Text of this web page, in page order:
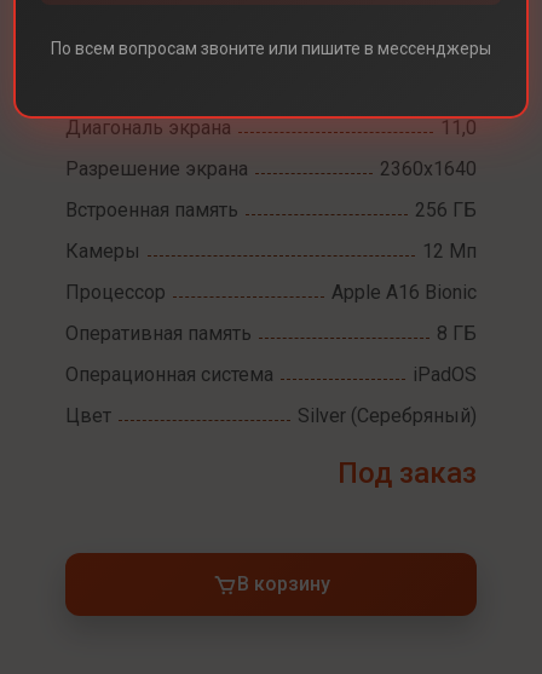
2025
Диагональ экрана
11,0
Разрешение экрана
2360x1640
Встроенная память
256 ГБ
Камеры
12 Мп
Процессор
Apple A16 Bionic
Оперативная память
8 ГБ
Операционная система
iPadOS
Цвет
Silver (Серебряный)
Под заказ
В корзину
По всем вопросам звоните или пишите в мессенджеры